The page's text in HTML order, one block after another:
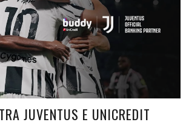
JUVENTUS E UNICREDIT